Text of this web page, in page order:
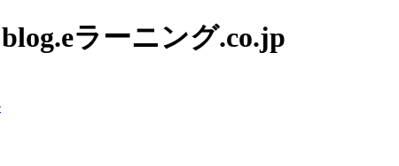
ラーニング.co.jp